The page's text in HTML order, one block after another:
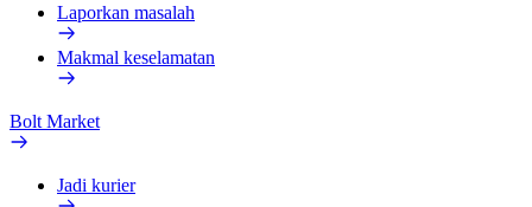
Laporkan masalah
Makmal keselamatan
Bolt Market
Jadi kurier